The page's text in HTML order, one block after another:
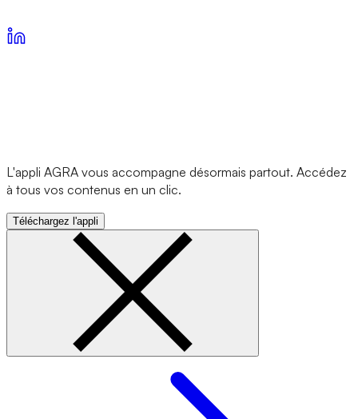
L'appli AGRA vous accompagne désormais partout. Accédez
à tous vos contenus en un clic.
Téléchargez l'appli